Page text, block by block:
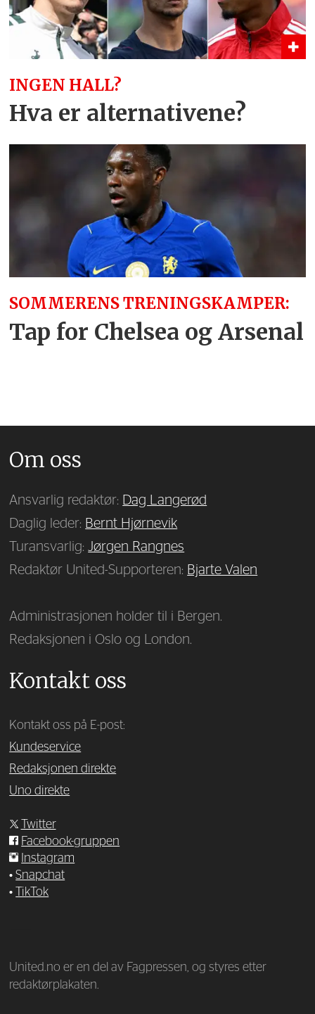
INGEN HALL?
Hva er alternativene?
SOMMERENS TRENINGSKAMPER:
Tap for Chelsea og Arsenal
Om oss
Ansvarlig redaktør: Dag Langerød
Daglig leder: Bernt Hjørnevik
Turansvarlig:Jørgen Rangnes
Redaktør United-Supporteren: Bjarte Valen
Administrasjonen holder til i Bergen.
Redaksjonen i Oslo og London.
Kontakt oss
Kontakt oss på E-post:
Kundeservice
Redaksjonen direkte
Uno direkte
Twitter
Facebook-gruppen
Instagram
•Snapchat
•
TikTok
United.no er en del av Fagpressen, og styres etter
redaktørplakaten.